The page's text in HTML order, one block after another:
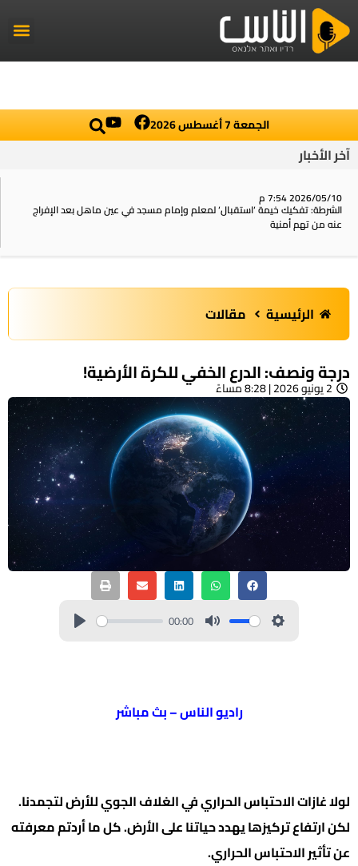
الجمعة 7 أغسطس 2026
آخر الأخبار
2026/05/10 7:54 م
الشرطة: تفكيك خيمة ‘استقبال‘ لمعلم وإمام مسجد في عين ماهل بعد الإفراج
عنه من تهم أمنية
الرئيسية مقالات
درجة ونصف: الدرع الخفي للكرة الأرضية!
2 يونيو 2026 | 8:28 مساءً
00:00
راديو الناس – بث مباشر
لولا غازات الاحتباس الحراري في الغلاف الجوي للأرض لتجمدنا.
لكن ارتفاع تركيزها يهدد حياتنا على الأرض. كل ما أردتم معرفته
عن تأثير الاحتباس الحراري.